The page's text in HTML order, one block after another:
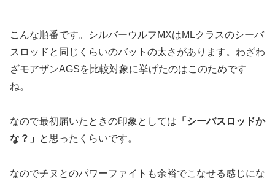
こんな順番です。シルバーウルフMXはMLクラスのシーバ
スロッドと同じくらいのバットの太さがあります。わざわ
ざモアザンAGSを比較対象に挙げたのはこのためです
ね。
なので最初届いたときの印象としては 「シーバスロッドか
な？」
と思ったくらいです。
なのでチヌとのパワーファイトも余裕でこなせる感じにな